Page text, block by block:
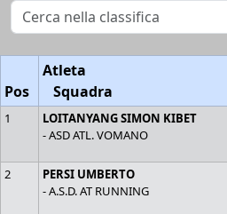
Pos
Atleta
Squadra
1
LOITANYANG SIMON KIBET
- ASD ATL. VOMANO
2
PERSI UMBERTO
- A.S.D. AT RUNNING